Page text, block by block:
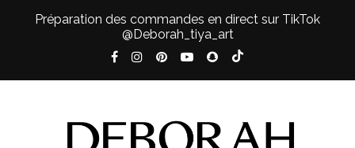
Préparation des commandes en direct sur TikTok
@Deborah_tiya_art